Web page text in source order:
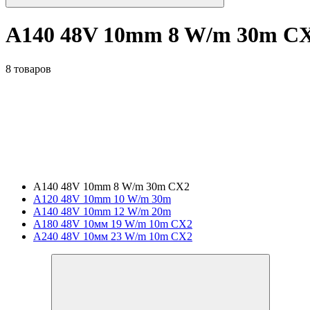
A140 48V 10mm 8 W/m 30m
8 товаров
A140 48V 10mm 8 W/m 30m CX2
A120 48V 10mm 10 W/m 30m
A140 48V 10mm 12 W/m 20m
A180 48V 10мм 19 W/m 10m CX2
A240 48V 10мм 23 W/m 10m CX2